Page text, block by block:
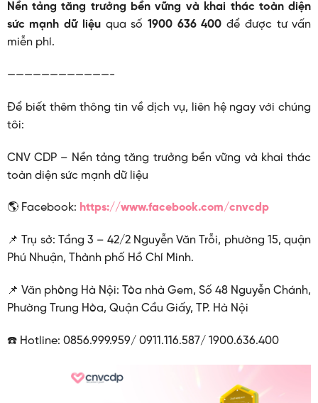
Nền tảng tăng trưởng bền vững và khai thác toàn diện
sức mạnh dữ liệuqua số1900 636 400 để được tư vấn
miễn phí.
————————————-
Để biết thêm thông tin về dịch vụ, liên hệ ngay với chúng
tôi:
CNV CDP – Nền tảng tăng trưởng bền vững và khai thác
toàn diện sức mạnh dữ liệu
🌎 Facebook: https://www.facebook.com/cnvcdp
📌 Trụ sở: Tầng 3 – 42/2 Nguyễn Văn Trỗi, phường 15, quận
Phú Nhuận, Thành phố Hồ Chí Minh.
📌 Văn phòng Hà Nội: Tòa nhà Gem, Số 48 Nguyễn Chánh,
Phường Trung Hòa, Quận Cầu Giấy, TP. Hà Nội
☎️ Hotline: 0856.999.959/ 0911.116.587/ 1900.636.400